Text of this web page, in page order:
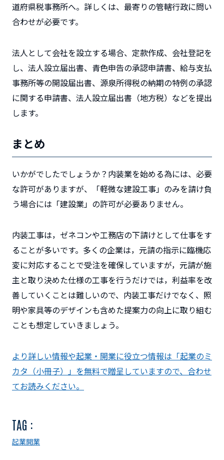
道府県税事務所へ。詳しくは、最寄りの管轄行政に問い
合わせが必要です。
法人として会社を設立する場合、定款作成、会社登記を
し、法人設立届出書、青色申告の承認申請書、給与支払
事務所等の開設届出書、源泉所得税の納期の特例の承認
に関する申請書、法人設立届出書（地方税）などを提出
します。
まとめ
いかがでしたでしょうか？内装業を始める為には、必要
な許可がありますが、「軽微な建設工事」のみを請け負
う場合には「建設業」の許可が必要ありません。
内装工事は，ゼネコンや工務店の下請けとして仕事をす
ることが多いです。多くの企業は，元請の指示に臨機応
変に対応することで受注を確保していますが，元請が施
主と取り決めた仕様の工事を行うだけでは，利益率を改
善していくことは難しいので、内装工事だけでなく、照
明や家具等のデザインも含めた提案力の向上に取り組む
ことも想定していきましょう。
より詳しい情報や起業・開業に役立つ情報は「起業のミ
カタ（小冊子）」を無料で贈呈していますので、合わせ
てお読みください。
TAG :
起業開業